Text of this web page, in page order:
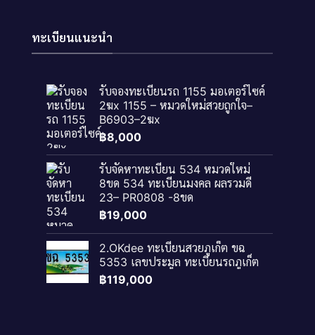
ทะเบียนแนะนำ
รับจองทะเบียนรถ 1155 มอเตอร์ไซค์
2ฆx 1155 – หมวดใหม่สวยถูกใจ–
B6903–2ฆx
฿8,000
รับจัดหาทะเบียน 534 หมวดใหม่
8ขด 534 ทะเบียนมงคล ผลรวมดี
23– PR0808 -8ขด
฿19,000
2.OKdee ทะเบียนสวยภูเก็ต ขฉ
5353 เลขประมูล ทะเบียนรถภูเก็ต
฿119,000